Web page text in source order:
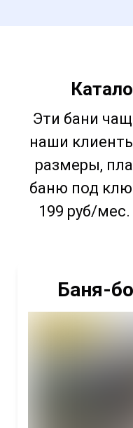
Эти бани
наши
размеры,
баню под
199 руб/мес.
Баня-